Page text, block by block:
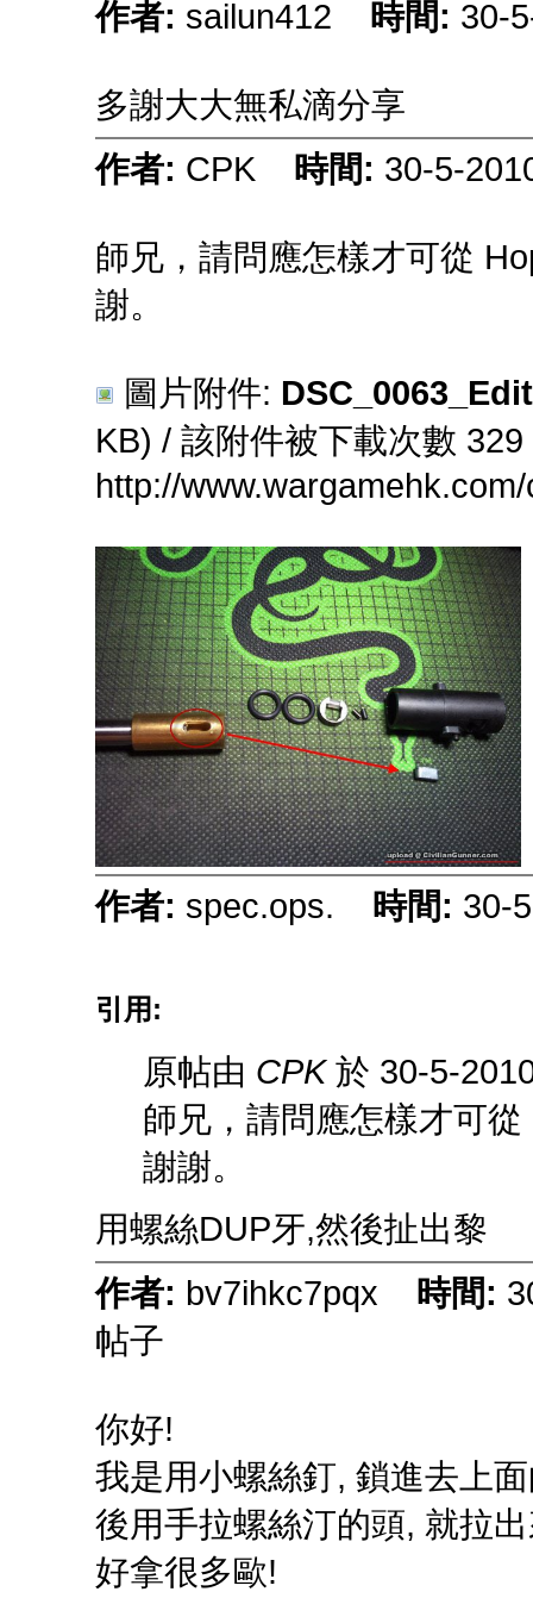
作者: sailun412 時間: 30-
多謝大大無私滴分享
作者: CPK 時間: 30-5-
師兄，請問應怎樣才可從
謝。
圖片附件:
KB) / 該附件被下載次數 329
http://
作者: spec.ops. 時間: 30-
引用:
原帖由 CPK於 30-5-
師兄，請問應怎樣才可
謝謝。
用螺絲DUP牙,然後扯出黎
作者: bv7ihkc7pqx 時間:
帖子
你好!
我是用小螺絲釘, 鎖進去上
後用手拉螺絲汀的頭, 就拉
好拿很多歐!